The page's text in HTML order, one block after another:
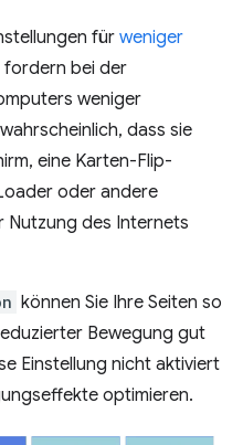
für weniger
bei der
weniger
dass sie
eine Karten-Flip-
oder andere
Nutzung des Internets
können Sie Ihre Seiten so
Bewegung gut
Einstellung nicht aktiviert
optimieren.